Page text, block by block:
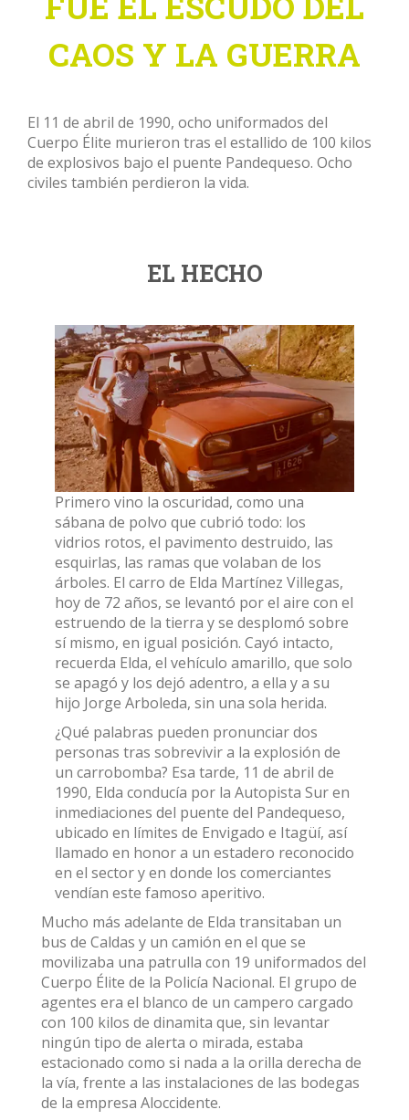
CAOS Y LA GUERRA
El 11 de abril de 1990, ocho uniformados del
Cuerpo Élite murieron tras el estallido de 100 kilos
de explosivos bajo el puente Pandequeso. Ocho
civiles también perdieron la vida.
EL HECHO
Primero vino la oscuridad, como una
sábana de polvo que cubrió todo: los
vidrios rotos, el pavimento destruido, las
esquirlas, las ramas que volaban de los
árboles. El carro de Elda Martínez Villegas,
hoy de 72 años, se levantó por el aire con el
estruendo de la tierra y se desplomó sobre
sí mismo, en igual posición. Cayó intacto,
recuerda Elda, el vehículo amarillo, que solo
se apagó y los dejó adentro, a ella y a su
hijo Jorge Arboleda, sin una sola herida.
¿Qué palabras pueden pronunciar dos
personas tras sobrevivir a la explosión de
un carrobomba? Esa tarde, 11 de abril de
1990, Elda conducía por la Autopista Sur en
inmediaciones del puente del Pandequeso,
ubicado en límites de Envigado e Itagüí, así
llamado en honor a un estadero reconocido
en el sector y en donde los comerciantes
vendían este famoso aperitivo.
Mucho más adelante de Elda transitaban un
bus de Caldas y un camión en el que se
movilizaba una patrulla con 19 uniformados del
Cuerpo Élite de la Policía Nacional. El grupo de
agentes era el blanco de un campero cargado
con 100 kilos de dinamita que, sin levantar
ningún tipo de alerta o mirada, estaba
estacionado como si nada a la orilla derecha de
la vía, frente a las instalaciones de las bodegas
de la empresa Aloccidente.